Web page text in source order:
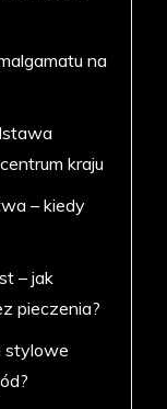
na
kraju
– kiedy
– jak
pieczenia?
stylowe